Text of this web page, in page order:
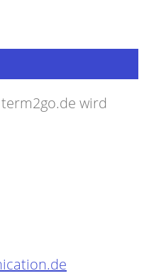
wird